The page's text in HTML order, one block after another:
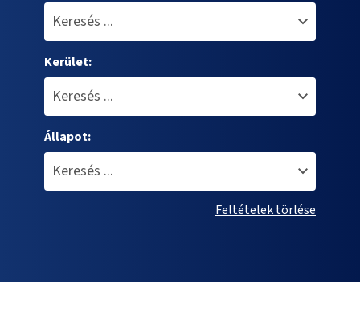
Kerület:
Állapot:
Feltételek törlése